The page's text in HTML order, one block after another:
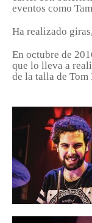
eventos como
Ha realizado
En octubre de
que lo lleva a
de la talla de